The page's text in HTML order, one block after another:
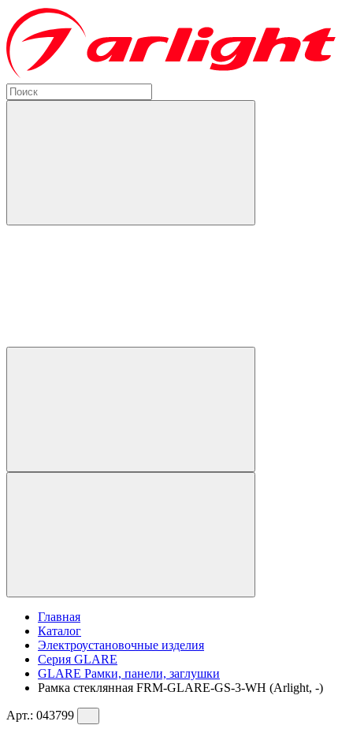
Главная
Каталог
Электроустановочные изделия
Серия GLARE
GLARE Рамки, панели, заглушки
Рамка стеклянная FRM-GLARE-GS-3-WH (Arlight, -)
Арт.: 043799